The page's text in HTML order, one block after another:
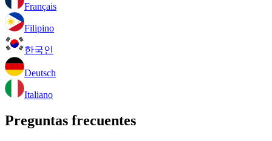
Français
Filipino
한국인
Deutsch
Italiano
Preguntas frecuentes